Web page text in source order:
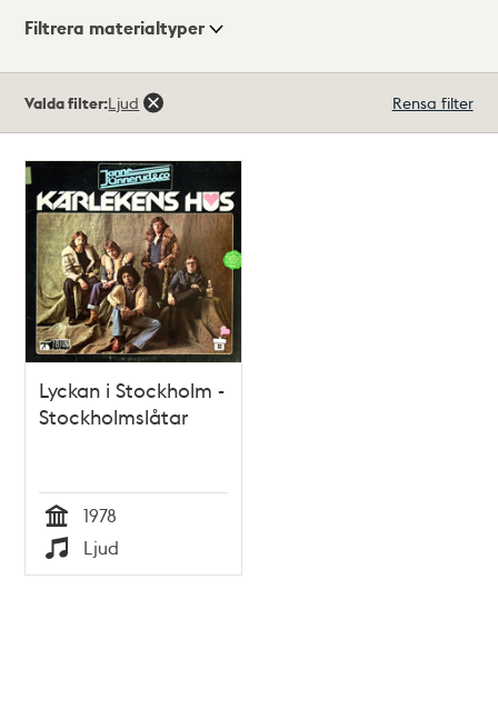
Visningsläge
Filtrera materialtyper
träffar
Valda filter:Ljud Rensa filter
Lyckan i Stockholm -
Stockholmslåtar
Tid
1978
Typ
Ljud